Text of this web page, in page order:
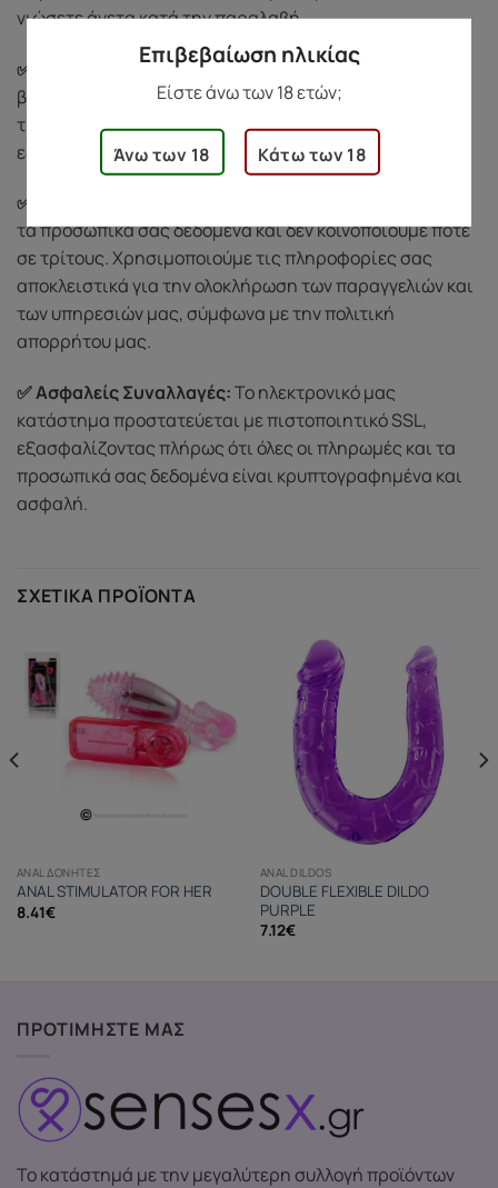
νιώσετε άνετα κατά την παραλαβή.
✅ Εξυπηρέτηση Πελατών:Για οποιαδήποτε απορία ή
βοήθεια, μπορείτε να επικοινωνήσετε μαζί μας
τηλεφωνικά στο69 3721 1519. Θα χαρούμε να σας
εξυπηρετήσουμε με διακριτικότητα και σεβασμό.
✅ Σεβασμός στην Ιδιωτικότητά σας:
τα προσωπικά σας δεδομένα και δεν κοινοποιούμε ποτέ
σε τρίτους. Χρησιμοποιούμε τις πληροφορίες σας
αποκλειστικά για την ολοκλήρωση των παραγγελιών και
των υπηρεσιών μας, σύμφωνα με την πολιτική
απορρήτου μας.
✅ Ασφαλείς Συναλλαγές:Το ηλεκτρονικό μας
κατάστημα προστατεύεται με πιστοποιητικό SSL,
εξασφαλίζοντας πλήρως ότι όλες οι πληρωμές και τα
προσωπικά σας δεδομένα είναι κρυπτογραφημένα και
ασφαλή.
ΣΧΕΤΙΚΆ ΠΡΟΪΌΝΤΑ
ANAL ΔΟΝΗΤΈΣ
ANAL STIMULATOR FOR HER
8.41€
ANAL DILDOS
DOUBLE FLEXIBLE DILDO
PURPLE
7.12€
ΠΡΟΤΙΜΗΣΤΕ ΜΑΣ
Το κατάστημά με την μεγαλύτερη συλλογή προϊόντων
Επιβεβαίωση ηλικίας
Είστε άνω των 18 ετών;
Άνω των 18 Κάτω των 18